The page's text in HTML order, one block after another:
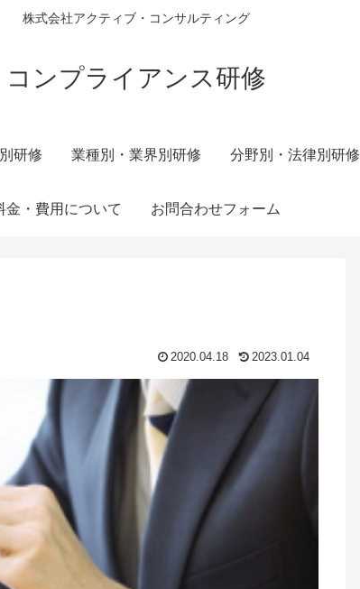
株式会社アクティブ・コンサルティング
コンプライアンス研修
研修 業種別・業界別研修 分野別・法律別研修
金・費用について お問合わせフォーム
2020.04.18 2023.01.04